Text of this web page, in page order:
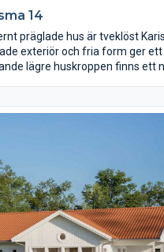
14
präglade hus är tveklöst
exteriör och fria form ger
lägre huskroppen finns ett
höga snedtaket.